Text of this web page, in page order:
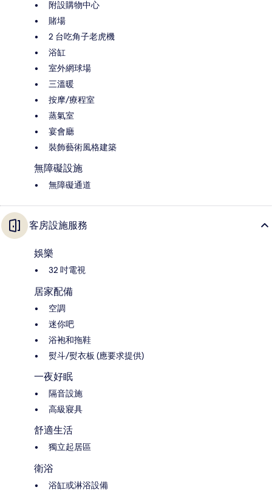
附設購物中心
賭場
2 台吃角子老虎機
浴缸
室外網球場
三溫暖
按摩/療程室
蒸氣室
宴會廳
裝飾藝術風格建築
無障礙設施
無障礙通道
客房設施服務
娛樂
32 吋電視
居家配備
空調
迷你吧
浴袍和拖鞋
熨斗/熨衣板 (應要求提供)
一夜好眠
隔音設施
高級寢具
舒適生活
獨立起居區
衛浴
浴缸或淋浴設備